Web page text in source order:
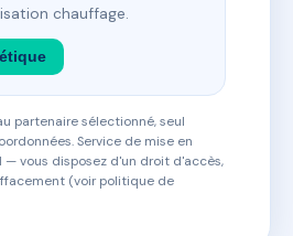
chauffage.
partenaire sélectionné, seul
Service de mise en
— vous disposez d'un droit d'accès,
(voir politique de